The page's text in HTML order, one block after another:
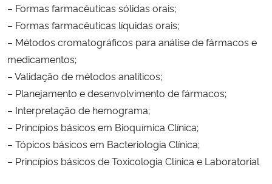
Secretaria de Governo
Gabinete de Segurança Institucional
Advocacia-Geral da União
Banco Central do Brasil
– Formas farmacêuticas sólidas orais;
– Formas farmacêuticas líquidas orais;
– Métodos cromatográficos para análise de fármacos e
medicamentos;
– Validação de métodos analíticos;
– Planejamento e desenvolvimento de fármacos;
– Interpretação de hemograma;
– Princípios básicos em Bioquímica Clínica;
– Tópicos básicos em Bacteriologia Clínica;
– Princípios básicos de Toxicologia Clínica e Laboratorial